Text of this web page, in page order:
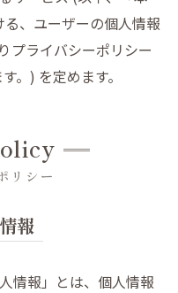
、ユーザーの個人情報
プライバシーポリシー
。) を定めます。
リシー
報
情報」とは、個人情報